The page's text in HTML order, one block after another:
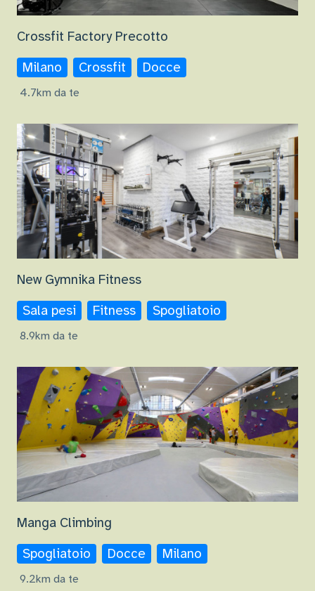
Crossfit Factory Precotto
Milano
Crossfit Docce
4.7km da te
New Gymnika Fitness
Sala pesi
Fitness Spogliatoio
8.9km da te
Manga Climbing
Spogliatoio
Docce Milano
9.2km da te